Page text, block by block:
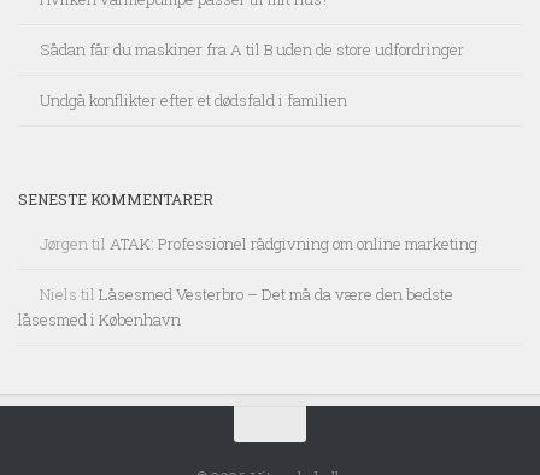
Sådan får du maskiner fra A til B uden de store udfordringer
Undgå konflikter efter et dødsfald i familien
SENESTE KOMMENTARER
Jørgentil ATAK: Professionel rådgivning om online marketing
Niels til Låsesmed Vesterbro – Det må da være den bedste
låsesmed i København